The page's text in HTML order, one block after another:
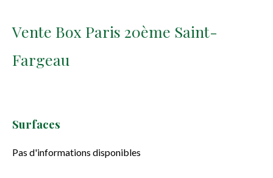
Vente Box Paris 20ème Saint-
Fargeau
Surfaces
Pas d'informations disponibles